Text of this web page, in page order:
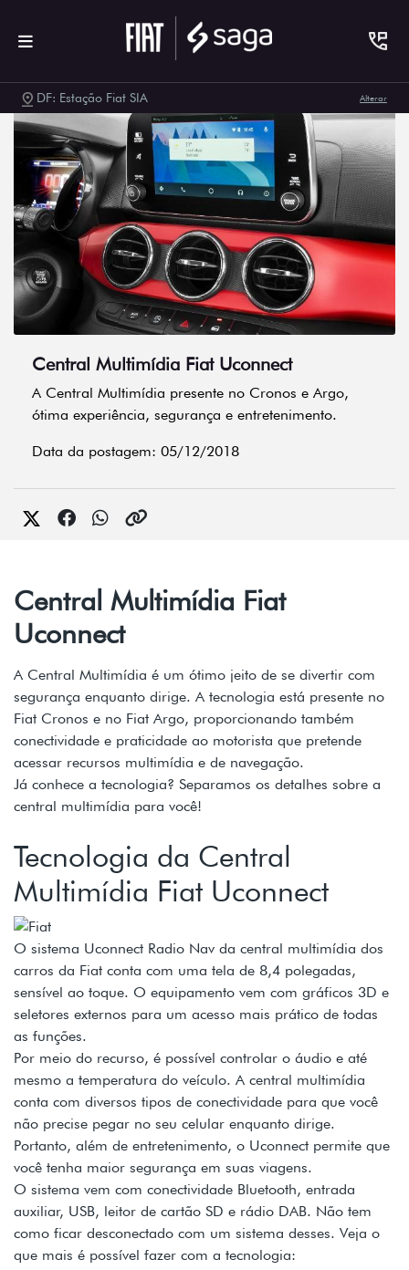
DF: Estação Fiat SIA Alterar
Central Multimídia Fiat Uconnect
A Central Multimídia presente no Cronos e Argo,
ótima experiência, segurança e entretenimento.
Data da postagem: 05/12/2018
Central Multimídia Fiat
Uconnect
A Central Multimídia é um ótimo jeito de se divertir com
segurança enquanto dirige. A tecnologia está presente no
Fiat Cronos e no Fiat Argo, proporcionando também
conectividade e praticidade ao motorista que pretende
acessar recursos multimídia e de navegação.
Já conhece a tecnologia? Separamos os detalhes sobre a
central multimídia para você!
Tecnologia da Central
Multimídia Fiat Uconnect
O sistema Uconnect Radio Nav da central multimídia dos
carros da Fiat conta com uma tela de 8,4 polegadas,
sensível ao toque. O equipamento vem com gráficos 3D e
seletores externos para um acesso mais prático de todas
as funções.
Por meio do recurso, é possível controlar o áudio e até
mesmo a temperatura do veículo. A central multimídia
conta com diversos tipos de conectividade para que você
não precise pegar no seu celular enquanto dirige.
Portanto, além de entretenimento, o Uconnect permite que
você tenha maior segurança em suas viagens.
O sistema vem com conectividade Bluetooth, entrada
auxiliar, USB, leitor de cartão SD e rádio DAB. Não tem
como ficar desconectado com um sistema desses. Veja o
que mais é possível fazer com a tecnologia: